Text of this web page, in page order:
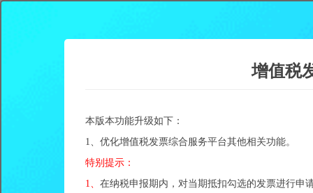
增值税
本版本功能升级如下：
1、优化增值税发票综合服务平台其他相关功能。
特别提示：
1、 在纳税申报期内，对当期抵扣勾选的发票进行申